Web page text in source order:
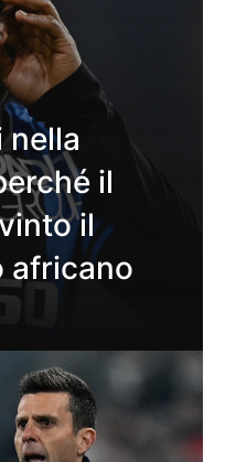
nella
il
il
africano